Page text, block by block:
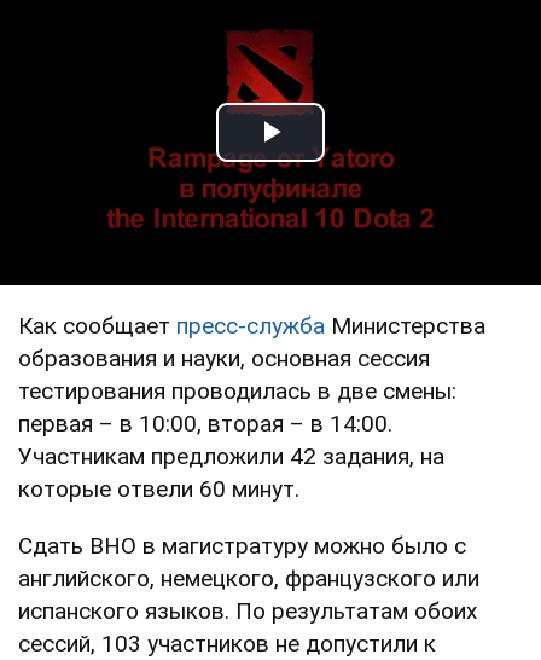
Play Video
Как сообщает пресс-служба Министерства
образования и науки, основная сессия
тестирования проводилась в две смены:
первая – в 10:00, вторая – в 14:00.
Участникам предложили 42 задания, на
которые отвели 60 минут.
Сдать ВНО в магистратуру можно было с
английского, немецкого, французского или
испанского языков. По результатам обоих
сессий, 103 участников не допустили к